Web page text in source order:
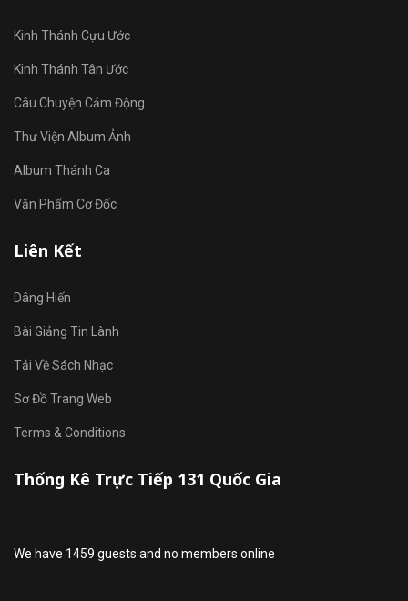
Kinh Thánh Cựu Ước
Kinh Thánh Tân Ước
Câu Chuyện Cảm Động
Thư Viện Album Ảnh
Album Thánh Ca
Văn Phẩm Cơ Đốc
Liên Kết
Dâng Hiến
Bài Giảng Tin Lành
Tải Về Sách Nhạc
Sơ Đồ Trang Web
Terms & Conditions
Thống Kê Trực Tiếp 131 Quốc Gia
We have 1459 guests and no members online